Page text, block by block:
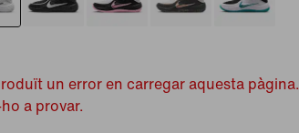
un error en carregar aquesta pàgina.
a provar.